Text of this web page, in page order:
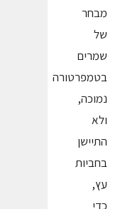
מבחר
של
שמרים
בטמפרטורה
נמוכה,
ולא
התיישן
בחביות
עץ,
כדי